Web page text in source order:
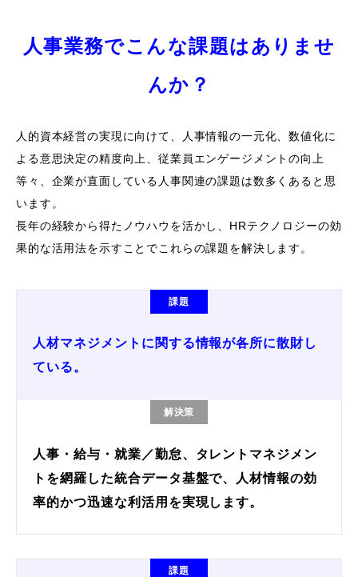
人事業務でこんな課題はありませ
んか？
人的資本経営の実現に向けて、人事情報の一元化、数値化に
よる意思決定の精度向上、従業員エンゲージメントの向上
等々、 企業が直面している人事関連の課題は数多くあると思
います。
長年の経験から得たノウハウを活かし、HRテクノロジーの効
果的な活用法を示すことでこれらの課題を解決します。
課題
人材マネジメントに関する情報が各所に散財し
ている。
解決策
人事・給与・就業／勤怠、タレントマネジメン
トを網羅した統合データ基盤で、人材情報の効
率的かつ迅速な利活用を実現します。
課題